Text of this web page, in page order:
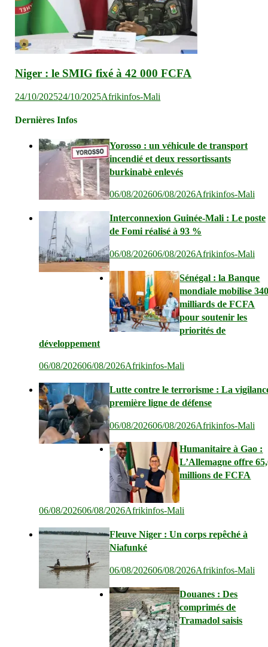
Niger : le SMIG fixé à 42 000 FCFA
24/10/202524/10/2025Afrikinfos-Mali
Dernières Infos
Yorosso : un véhicule de transport
incendié et deux ressortissants
burkinabè enlevés
06/08/202606/08/2026Afrikinfos-Mali
Interconnexion Guinée-Mali : Le poste
de Fomi réalisé à 93 %
06/08/202606/08/2026Afrikinfos-Mali
Sénégal : la Banque
mondiale mobilise
milliards de FCFA
pour soutenir les
priorités de
développement
06/08/202606/08/2026Afrikinfos-Mali
Lutte contre le terrorisme : La
première ligne de défense
06/08/202606/08/2026Afrikinfos-Mali
Humanitaire à Gao :
L’Allemagne offre
millions de FCFA
06/08/202606/08/2026Afrikinfos-Mali
Fleuve Niger : Un corps repêché à
Niafunké
06/08/202606/08/2026Afrikinfos-Mali
Douanes : Des
comprimés de
Tramadol saisis